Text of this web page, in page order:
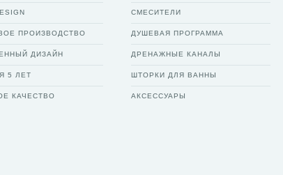
ПРОИЗВОДСТВО
ДИЗАЙН
5 ЛЕТ
КАЧЕСТВО
СМЕСИТЕЛИ
ДУШЕВАЯ ПРОГРАММА
ДРЕНАЖНЫЕ КАНАЛЫ
ШТОРКИ ДЛЯ ВАННЫ
АКСЕССУАРЫ